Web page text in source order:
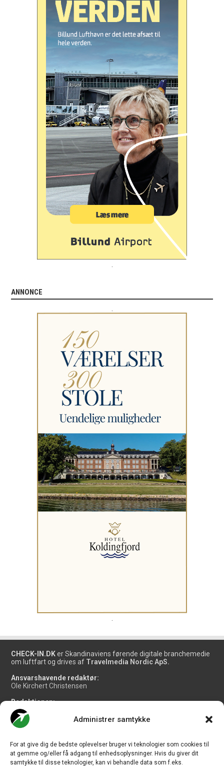
Administrer samtykke
For at give dig de bedste oplevelser bruger vi teknologier som cookies til
at gemme og/eller få adgang til enhedsoplysninger. Hvis du giver dit
samtykke til disse teknologier, kan vi behandle data som f.eks.
ANNONCE
CHECK-IN.DK er Skandinaviens førende digitale branchemedie
om luftfart og drives af Travelmedia Nordic ApS.
Ansvarshavende redaktør:
Ole Kirchert Christensen
Redaktionen:
Christian Granhøj Skouboe
Henrik Baumgarten
Danny Longhi Andreasen
Salg og jobannoncer:
salg@travelmedianordic.com